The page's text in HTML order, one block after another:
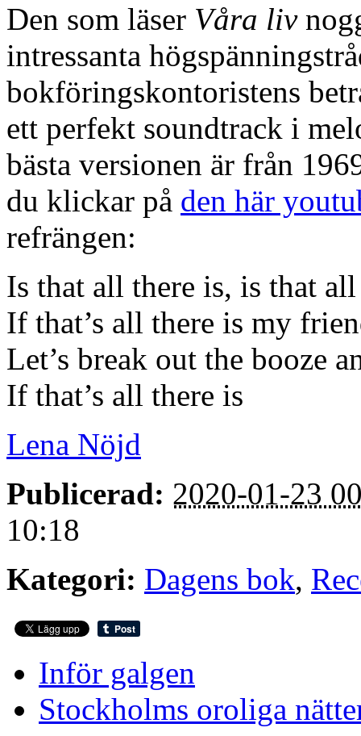
Den som läser Våra liv
intressanta
bokföringskontoristens
ett perfekt soundtrack i
bästa versionen är från
du klickar på den här
refrängen:
Is that all there is, is that
If that’s all there is my
Let’s break out the booze
If that’s all there is
Lena Nöjd
Publicerad: 2020-01-23
10:18
Kategori: Dagens bok,
Inför galgen
Stockholms oroliga